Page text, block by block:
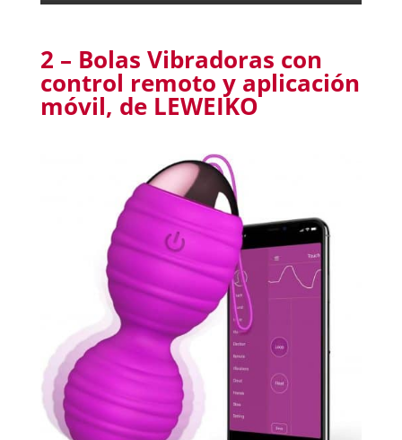
2 – Bolas Vibradoras con
control remoto y aplicación
móvil, de LEWEIKO